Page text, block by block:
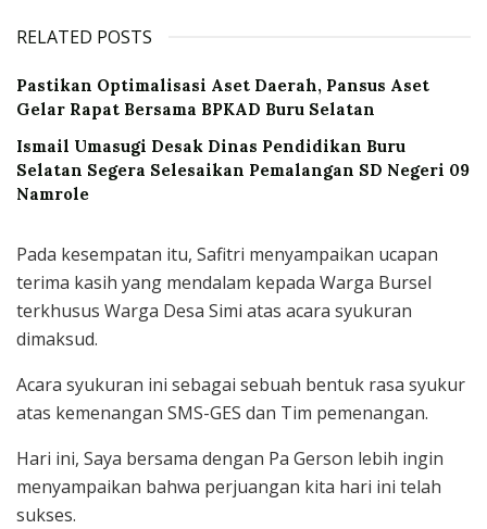
RELATED POSTS
Pastikan Optimalisasi Aset Daerah, Pansus Aset
Gelar Rapat Bersama BPKAD Buru Selatan
Ismail Umasugi Desak Dinas Pendidikan Buru
Selatan Segera Selesaikan Pemalangan SD Negeri 09
Namrole
Pada kesempatan itu, Safitri menyampaikan ucapan
terima kasih yang mendalam kepada Warga Bursel
terkhusus Warga Desa Simi atas acara syukuran
dimaksud.
Acara syukuran ini sebagai sebuah bentuk rasa syukur
atas kemenangan SMS-GES dan Tim pemenangan.
Hari ini, Saya bersama dengan Pa Gerson lebih ingin
menyampaikan bahwa perjuangan kita hari ini telah
sukses.